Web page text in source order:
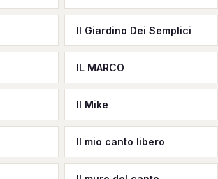
Il Giardino Dei Semplici
IL MARCO
Il Mike
Il mio canto libero